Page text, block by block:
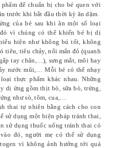
để chuẩn bị cho bé quen với
trước khi bắt đầu thời kỳ ăn dặm.
của bé sau khi ăn một số loại
vì chúng có thể khiến bé bị dị
hiện như không bú tốt, không
tiêu, tiêu chảy, nổi mẩn đỏ (quanh
tay chân,…), sưng mắt, môi hay
nước mũi,… Mỗi bé có thể nhạy
thực phẩm khác nhau. Những
dị ứng gồm thịt bò, sữa bò, trứng,
như sò, tôm, cua,…
thai tự nhiên bằng cách cho con
sử dụng một biện pháp tránh thai,
sử dụng thuốc uống tránh thai có
đó, người mẹ có thể sử dụng
vì không ảnh hưởng tới quá